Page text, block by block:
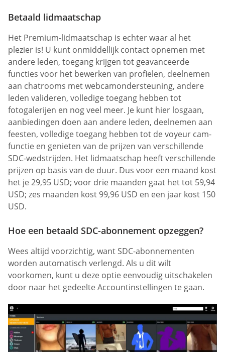
Betaald lidmaatschap
Het Premium-lidmaatschap is echter waar al het
plezier is! U kunt onmiddellijk contact opnemen met
andere leden, toegang krijgen tot geavanceerde
functies voor het bewerken van profielen, deelnemen
aan chatrooms met webcamondersteuning, andere
leden valideren, volledige toegang hebben tot
fotogalerijen en nog veel meer. Je kunt hier losgaan,
aanbiedingen doen aan andere leden, deelnemen aan
feesten, volledige toegang hebben tot de voyeur cam-
functie en genieten van de prijzen van verschillende
SDC-wedstrijden. Het lidmaatschap heeft verschillende
prijzen op basis van de duur. Dus voor een maand kost
het je 29,95 USD; voor drie maanden gaat het tot 59,94
USD; zes maanden kost 99,96 USD en een jaar kost 150
USD.
Hoe een betaald SDC-abonnement opzeggen?
Wees altijd voorzichtig, want SDC-abonnementen
worden automatisch verlengd. Als u dit wilt
voorkomen, kunt u deze optie eenvoudig uitschakelen
door naar het gedeelte Accountinstellingen te gaan.